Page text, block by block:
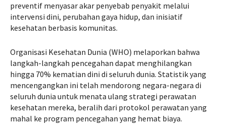
preventif menyasar akar penyebab penyakit melalui
intervensi dini, perubahan gaya hidup, dan inisiatif
kesehatan berbasis komunitas.
Organisasi Kesehatan Dunia (WHO) melaporkan bahwa
langkah-langkah pencegahan dapat menghilangkan
hingga 70% kematian dini di seluruh dunia. Statistik yang
mencengangkan ini telah mendorong negara-negara di
seluruh dunia untuk menata ulang strategi perawatan
kesehatan mereka, beralih dari protokol perawatan yang
mahal ke program pencegahan yang hemat biaya.